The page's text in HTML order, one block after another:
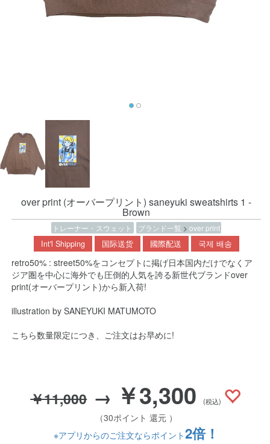
over print (オーバープリント) saneyuki sweatshirts 1 -
Brown
トレーナー・スウェット ブランド一覧 > over print
Int'l Shipping 国际送货 國際配送 국제 배송
retro50% : street50%をコンセプトに掲げ日本国内だけでなくア
ジア圏を中心に海外でも圧倒的人気を誇る新世代ブランドover
print(オーバープリント)から新入荷!
illustration by SANEYUKI MATUMOTO
こちら数量限定につき、ご注文はお早めに!
￥11,000 → ￥3,300(税込)
（30ポイント 還元 ）
※アプリからのご注文ならポイント2倍！